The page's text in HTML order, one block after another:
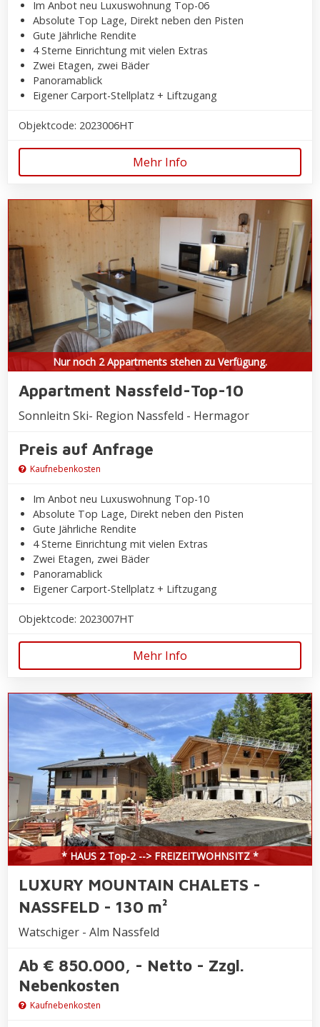
Im Anbot neu Luxuswohnung Top-06
Absolute Top Lage, Direkt neben den Pisten
Gute Jährliche Rendite
4 Sterne Einrichtung mit vielen Extras
Zwei Etagen, zwei Bäder
Panoramablick
Eigener Carport-Stellplatz + Liftzugang
Objektcode: 2023006HT
Mehr Info
Nur noch 2 Appartments stehen zu Verfügung.
Appartment Nassfeld-Top-10
Sonnleitn Ski- Region Nassfeld - Hermagor
Preis auf Anfrage
Kaufnebenkosten
Im Anbot neu Luxuswohnung Top-10
Absolute Top Lage, Direkt neben den Pisten
Gute Jährliche Rendite
4 Sterne Einrichtung mit vielen Extras
Zwei Etagen, zwei Bäder
Panoramablick
Eigener Carport-Stellplatz + Liftzugang
Objektcode: 2023007HT
Mehr Info
* HAUS 2 Top-2 --> FREIZEITWOHNSITZ *
LUXURY MOUNTAIN CHALETS -
NASSFELD - 130 m²
Watschiger - Alm Nassfeld
Ab € 850.000, - Netto - Zzgl.
Nebenkosten
Kaufnebenkosten